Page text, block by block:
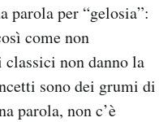
parola per “gelosia”:
come non
non danno la
sono dei grumi di
parola, non c’è